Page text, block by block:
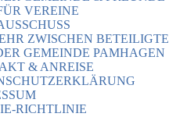
VEREINE
ZWISCHEN BETEILIGTE
GEMEINDE PAMHAGEN
& ANREISE
RICHTLINIE